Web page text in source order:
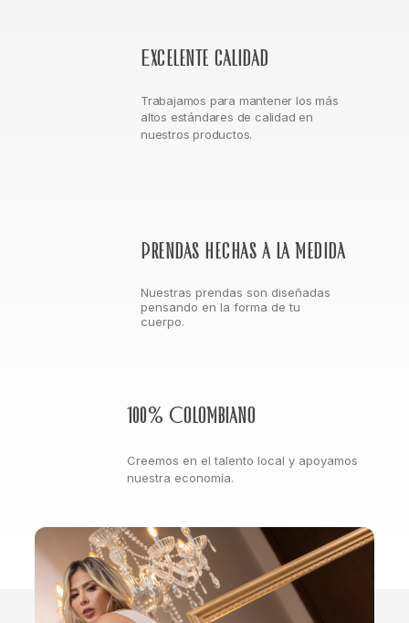
Excelente calidad
Trabajamos para mantener los más
altos estándares de calidad en
nuestros productos.
Prendas hechas a la medida
Nuestras prendas son diseñadas
pensando en la forma de tu
cuerpo.
100% Colombiano
Creemos en el talento local y apoyamos
nuestra economía.